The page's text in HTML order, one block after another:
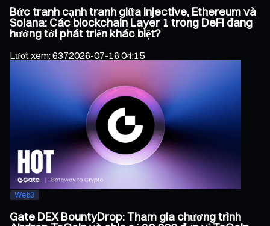
Bức tranh cạnh tranh giữa Injective, Ethereum và
Solana: Các blockchain Layer 1 trong DeFi đang
hướng tới phát triển khác biệt?
Lượt xem:6372026-07-16 04:15
Web3
Gate DEX BountyDrop: Tham gia chương trình